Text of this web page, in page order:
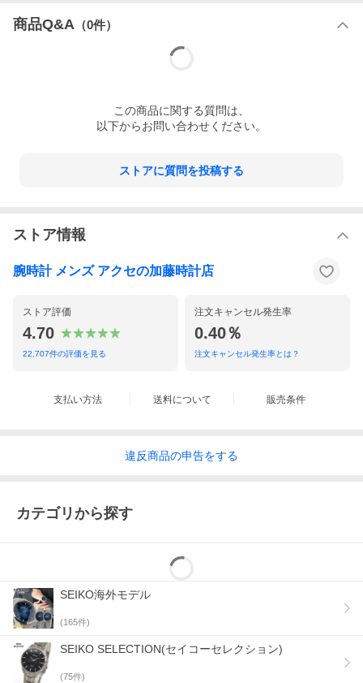
たデザインは、幅広い年代の方にご愛用頂けます。
商品Q&A （0件）
この商品に関する質問は、
以下からお問い合わせください。
ストアに質問を投稿する
ストア情報
腕時計 メンズ アクセの加藤時計店
ストア評価
4.70
22,707件の評価を見る
注文キャンセル発生率
0.40％
注文キャンセル発生率とは？
支払い方法 送料について 販売条件
違反商品の申告をする
カテゴリから探す
SEIKO海外モデル
(165件)
SEIKO SELECTION(セイコーセレクション)
(75件)